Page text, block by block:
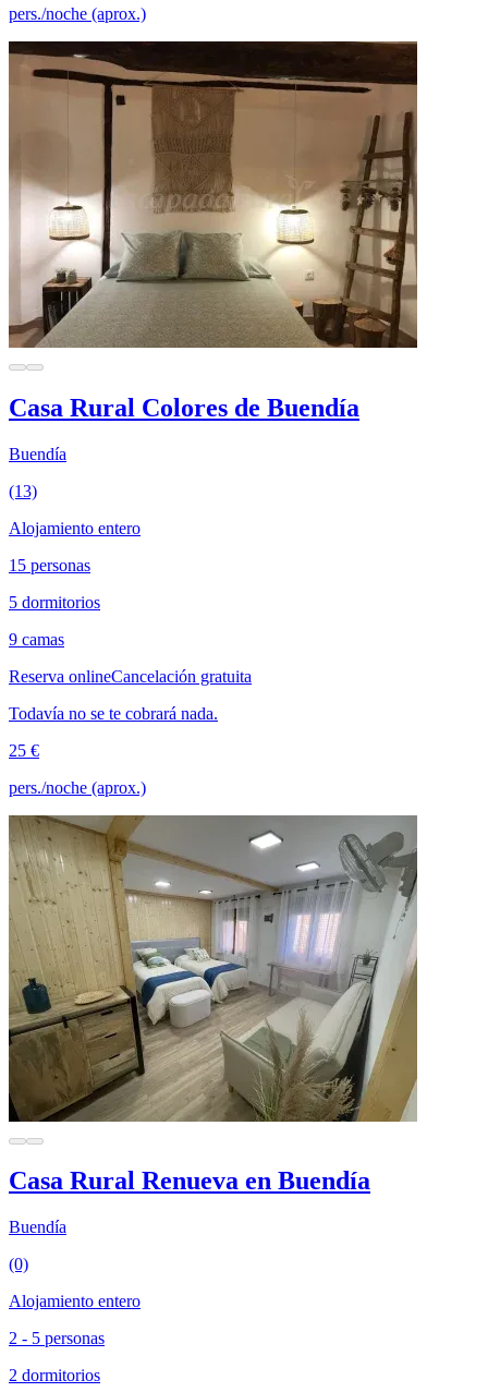
pers./noche (aprox.)
Casa Rural Colores de Buendía
Buendía
(13)
Alojamiento entero
15 personas
5 dormitorios
9 camas
Reserva onlineCancelación gratuita
Todavía no se te cobrará nada.
25 €
pers./noche (aprox.)
Casa Rural Renueva en Buendía
Buendía
(0)
Alojamiento entero
2 - 5 personas
2 dormitorios